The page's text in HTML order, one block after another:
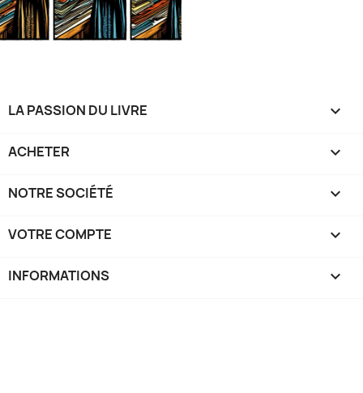
LA PASSION DU LIVRE 
ACHETER 
NOTRE SOCIÉTÉ 
VOTRE COMPTE 
INFORMATIONS keyboard_arrow_down